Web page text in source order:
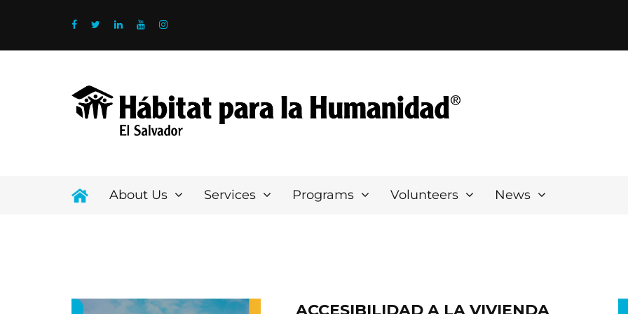
About Us Services Programs Volunteers News